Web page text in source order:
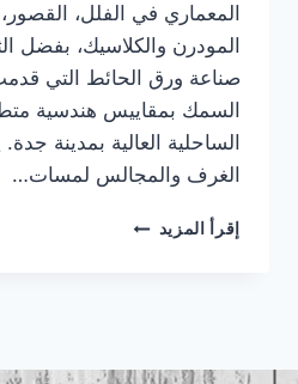
المعماري في الفلل،
المودرن والكلاسيك، بفضل
صناعة ورق الحائط التي
السمك بمقاييس هندسية
الساحلية العالية بمدينة
الغرف والمجالس لمسات…
إقرأ المزيد معلم
ورق